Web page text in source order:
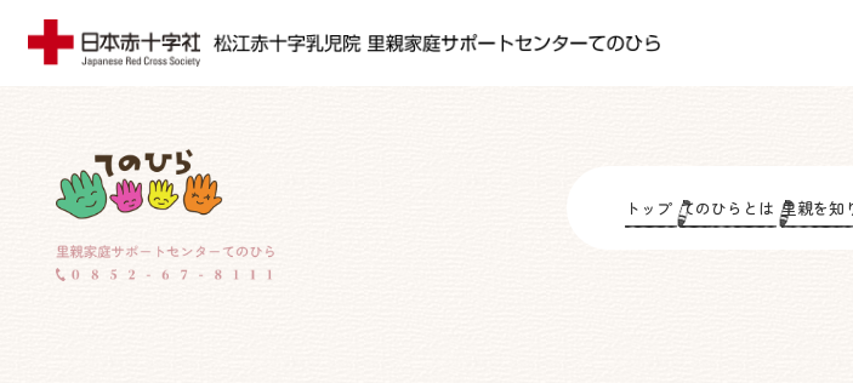
トップ てのひらとは 里親を知